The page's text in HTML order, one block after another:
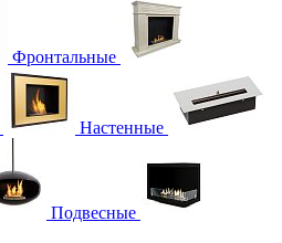
Фронтальные
Настенные
Подвесные